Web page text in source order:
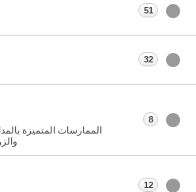
51
32
الممارسات المتميزة
8
12